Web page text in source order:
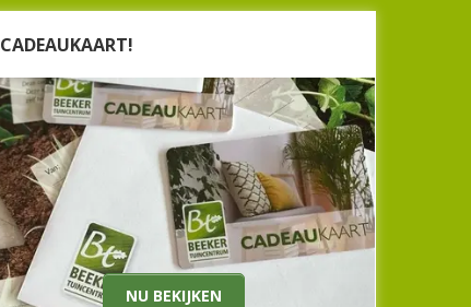
CADEAUKAART!
NU BEKIJKEN
Weet u niet precies wat u voor cadeau kunt
geven? Is er iemand verhuisd en wil je dat
iemand zelf iets in zijn of haar smaak uitkiest?
Dan is een cadeaukaart van Beeker Tuincentrum
ideaal! Perfect voor mooie tuinplanten,
interieurartikelen of bos zijde bloemen! Tip!
Nu bekijken